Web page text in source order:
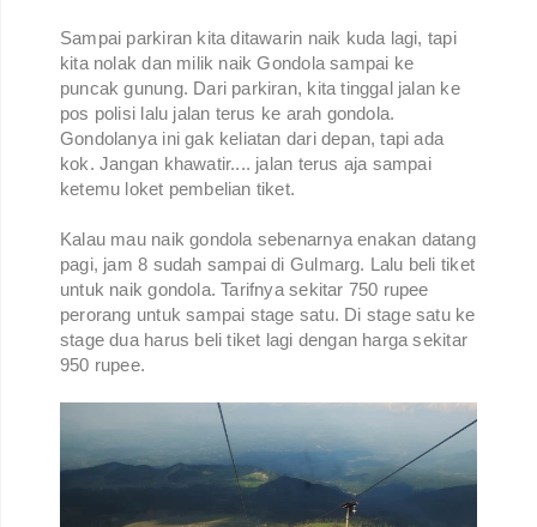
Sampai parkiran kita ditawarin naik kuda lagi, tapi
kita nolak dan milik naik Gondola sampai ke
puncak gunung. Dari parkiran, kita tinggal jalan ke
pos polisi lalu jalan terus ke arah gondola.
Gondolanya ini gak keliatan dari depan, tapi ada
kok. Jangan khawatir.... jalan terus aja sampai
ketemu loket pembelian tiket.
Kalau mau naik gondola sebenarnya enakan datang
pagi, jam 8 sudah sampai di Gulmarg. Lalu beli tiket
untuk naik gondola. Tarifnya sekitar 750 rupee
perorang untuk sampai stage satu. Di stage satu ke
stage dua harus beli tiket lagi dengan harga sekitar
950 rupee.